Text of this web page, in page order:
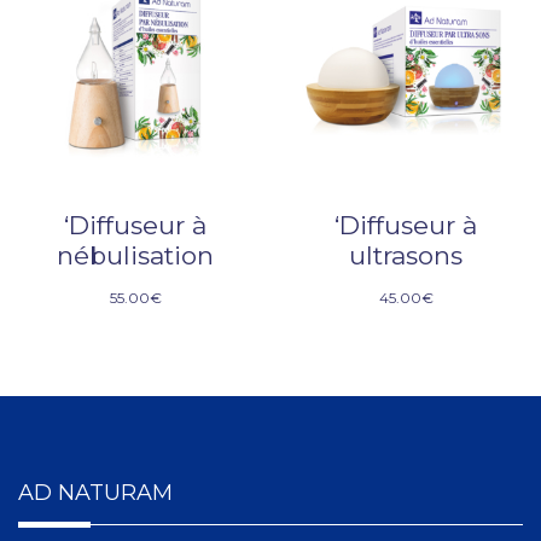
‘Diffuseur à
nébulisation
55.00€
‘Diffuseur à
ultrasons
45.00€
AD NATURAM